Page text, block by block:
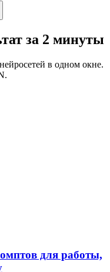
за 2 минуты
в одном окне.
для работы,